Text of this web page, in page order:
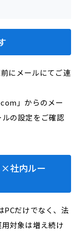
にメールにてご連
」からのメー
の設定をご確認
社内ルー
PCだけでなく、法
対象は増え続け